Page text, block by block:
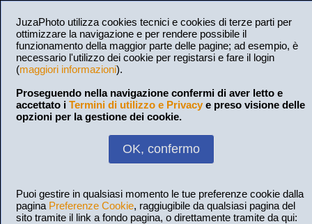
JuzaPhoto utilizza cookies tecnici e cookies di terze parti per
ottimizzare la navigazione e per rendere possibile il
funzionamento della maggior parte delle pagine; ad esempio, è
necessario l'utilizzo dei cookie per registarsi e fare il login
(maggiori informazioni).
Proseguendo nella navigazione confermi di aver letto e
accettato i Termini di utilizzo e Privacy e preso visione delle
opzioni per la gestione dei cookie.
OK, confermo
Puoi gestire in qualsiasi momento le tue preferenze cookie dalla
pagina Preferenze Cookie, raggiugibile da qualsiasi pagina del
sito tramite il link a fondo pagina, o direttamente tramite da qui: